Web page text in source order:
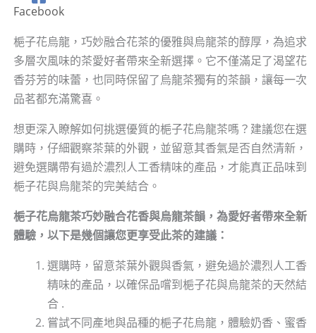
Facebook
梔子花烏龍，巧妙融合花茶的優雅與烏龍茶的醇厚，為追求
多層次風味的茶愛好者帶來全新選擇。它不僅滿足了渴望花
香芬芳的味蕾，也同時保留了烏龍茶獨有的茶韻，讓每一次
品茗都充滿驚喜。
想更深入瞭解如何挑選優質的梔子花烏龍茶嗎？建議您在選
購時，仔細觀察茶葉的外觀，並留意其香氣是否自然清新，
避免選購帶有過於濃烈人工香精味的產品，才能真正品味到
梔子花與烏龍茶的完美結合。
梔子花烏龍茶巧妙融合花香與烏龍茶韻，為愛好者帶來全新
體驗，以下是幾個讓您更享受此茶的建議：
選購時，留意茶葉外觀與香氣，避免過於濃烈人工香
精味的產品，以確保品嚐到梔子花與烏龍茶的天然結
合 .
嘗試不同產地與品種的梔子花烏龍，體驗奶香、蜜香